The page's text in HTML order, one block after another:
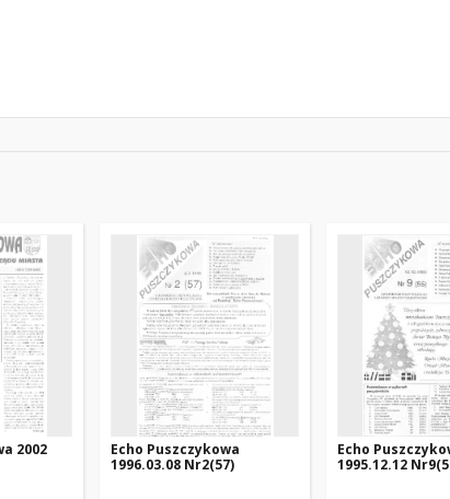
2002
Echo Puszczykowa
1996.03.08 Nr2(57)
Echo
1995.12.12